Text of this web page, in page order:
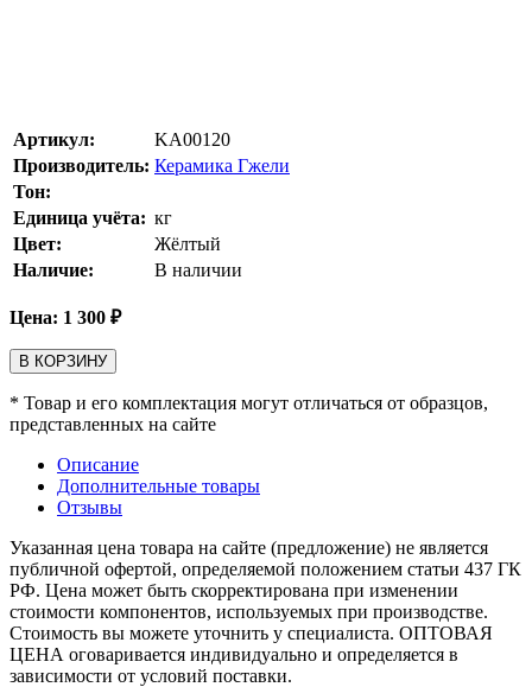
Артикул:
KA00120
Производитель: Керамика Гжели
Тон:
Единица учёта: кг
Цвет:
Жёлтый
Наличие:
В наличии
Цена: 1 300 ₽
В КОРЗИНУ
* Товар и его комплектация могут отличаться от образцов,
представленных на сайте
Описание
Дополнительные товары
Отзывы
Указанная цена товара на сайте (предложение) не является
публичной офертой, определяемой положением статьи 437 ГК
РФ. Цена может быть скорректирована при изменении
стоимости компонентов, используемых при производстве.
Стоимость вы можете уточнить у специалиста. ОПТОВАЯ
ЦЕНА оговаривается индивидуально и определяется в
зависимости от условий поставки.